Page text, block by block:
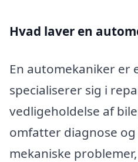
Hvad laver en
En automekaniker er
specialiserer sig i
vedligeholdelse af
omfatter diagnose
mekaniske